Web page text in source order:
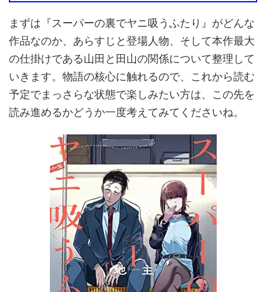
まずは『スーパーの裏でヤニ吸うふたり』がどんな
作品なのか、あらすじと登場人物、そして本作最大
の仕掛けである山田と田山の関係について整理して
いきます。物語の核心に触れるので、これから読む
予定でまっさらな状態で楽しみたい方は、この先を
読み進めるかどうか一度考えてみてくださいね。